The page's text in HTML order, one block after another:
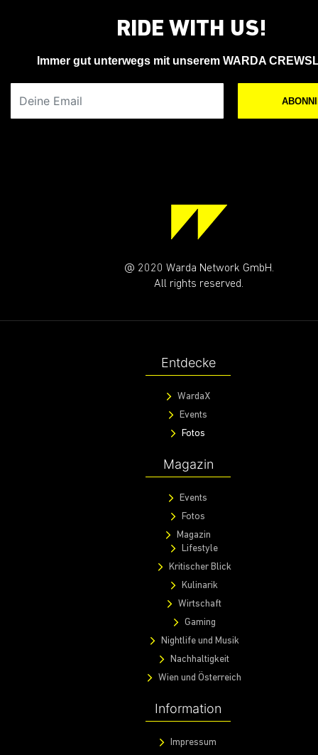
RIDE WITH US!
Immer gut unterwegs mit unserem WARDA
@ 2020 Warda Network GmbH.
All rights reserved.
Entdecke
WardaX
Events
Fotos
Magazin
Events
Fotos
Magazin
Lifestyle
Kritischer Blick
Kulinarik
Wirtschaft
Gaming
Nightlife und Musik
Nachhaltigkeit
Wien und Österreich
Information
Impressum